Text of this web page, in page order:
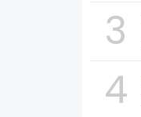
3
4